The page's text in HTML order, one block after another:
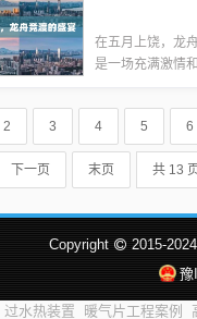
在五月上饶，龙
是一场充满激情
众热情高涨，为
烈。此次龙舟比
2 3 4 5 6
下一页 末页 共 13
Copyright 2015-2024
豫
过水热装置 暖气片工程案例